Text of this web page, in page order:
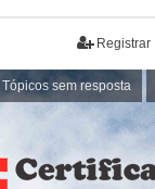
Registrar
Tópicos sem resposta